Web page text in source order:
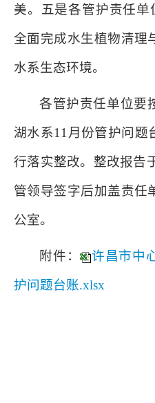
美。五是各管护责任单
全面完成水生植物清理
水系生态环境。
各管护责任单位要
湖水系11月份管护问题
行落实整改。整改报告
管领导签字后加盖责任
公室。
附件：
许昌市中
护问题台账.xlsx